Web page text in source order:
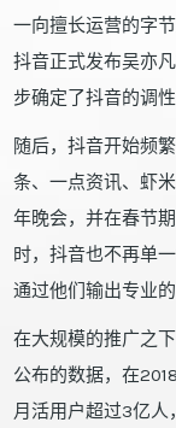
一向擅长运营的字
抖音正式发布吴亦
步确定了抖音的调
随后，抖音开始频
条、一点资讯、虾
年晚会，并在春节
时，抖音也不再单
通过他们输出专业
在大规模的推广之
公布的数据，在
月活用户超过3亿人